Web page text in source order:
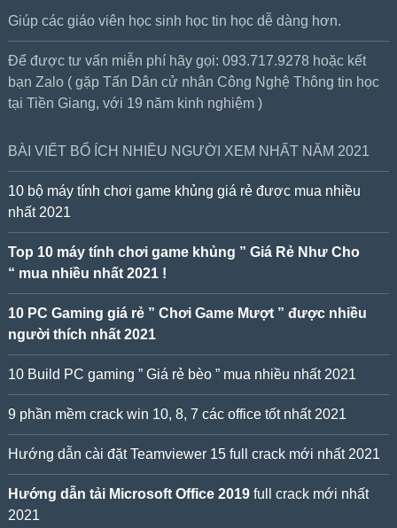
Giúp các giáo viên học sinh học tin học dễ dàng hơn.
Để được tư vấn miễn phí hãy gọi: 093.717.9278 hoặc kết
bạn Zalo ( gặp Tấn Dân cử nhân Công Nghệ Thông tin học
tại Tiền Giang, với 19 năm kinh nghiệm )
BÀI VIẾT BỔ ÍCH NHIỀU NGƯỜI XEM NHẤT NĂM 2021
10 bộ máy tính chơi game khủng giá rẻ được mua nhiều
nhất 2021
Top 10 máy tính chơi game khủng ” Giá Rẻ Như Cho
“ mua nhiều nhất 2021 !
10 PC Gaming giá rẻ ” Chơi Game Mượt ” được nhiều
người thích nhất 2021
10 Build PC gaming ” Giá rẻ bèo ” mua nhiều nhất 2021
9 phần mềm crack win 10, 8, 7 các office tốt nhất 2021
Hướng dẫn cài đặt Teamviewer 15 full crack mới nhất 2021
Hướng dẫn tải Microsoft Office 2019full crack mới nhất
2021